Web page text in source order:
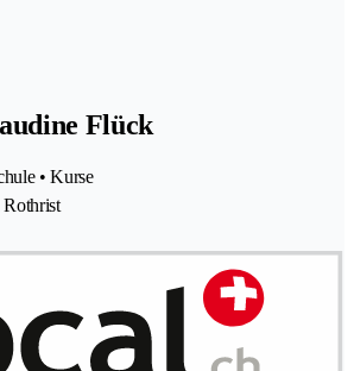
Flück
• Kurse
Rothrist